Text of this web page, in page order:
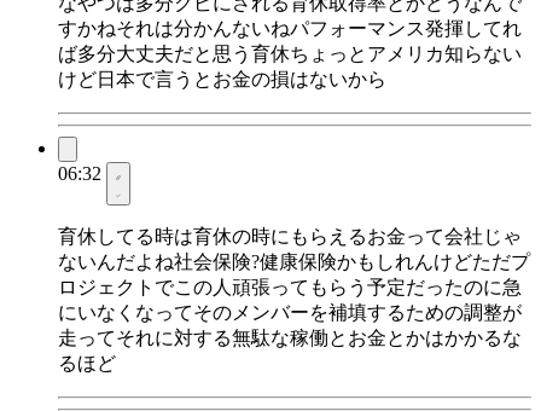
すかねそれは分かんないねパフォーマンス発揮してれ
ば多分大丈夫だと思う育休ちょっとアメリカ知らない
けど日本で言うとお金の損はないから
06:32
育休してる時は育休の時にもらえるお金って会社じゃ
ないんだよね社会保険?健康保険かもしれんけどただプ
ロジェクトでこの人頑張ってもらう予定だったのに急
にいなくなってそのメンバーを補填するための調整が
走ってそれに対する無駄な稼働とお金とかはかかるな
るほど